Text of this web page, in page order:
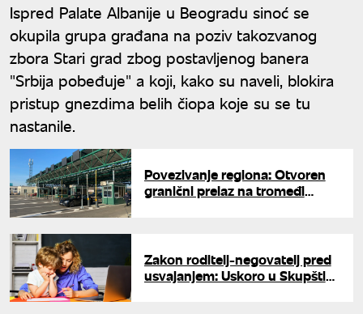
Ispred Palate Albanije u Beogradu sinoć se
okupila grupa građana na poziv takozvanog
zbora Stari grad zbog postavljenog banera
"Srbija pobeđuje" a koji, kako su naveli, blokira
pristup gnezdima belih čiopa koje su se tu
nastanile.
Povezivanje regiona: Otvoren
granični prelaz na tromeđi
Zakon roditelj-negovatelj pred
usvajanjem: Uskoro u Skupštini,